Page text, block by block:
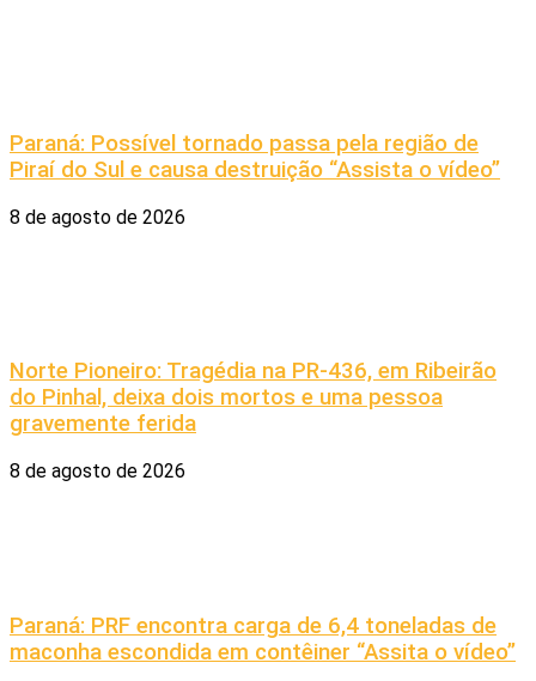
Paraná: Possível tornado passa pela região de
Piraí do Sul e causa destruição “Assista o vídeo”
8 de agosto de 2026
Norte Pioneiro: Tragédia na PR-436, em Ribeirão
do Pinhal, deixa dois mortos e uma pessoa
gravemente ferida
8 de agosto de 2026
Paraná: PRF encontra carga de 6,4 toneladas de
maconha escondida em contêiner “Assita o vídeo”